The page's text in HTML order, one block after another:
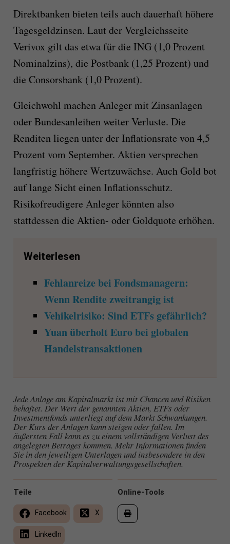
Direktbanken bieten teils auch dauerhaft höhere
Tagesgeldzinsen. Laut der Vergleichsseite
Verivox gilt das etwa für die ING (1,0 Prozent
Nominalzins), die Postbank (1,25 Prozent) und
die Consorsbank (1,0 Prozent).
Gleichwohl machen Anleger mit Zinsanlagen
oder Bundesanleihen weiter Verluste. Die
Renditen liegen unter der Inflationsrate von 4,5
Prozent vom September. Aktien versprechen
langfristig höhere Wertzuwächse. Auch Gold bot
auf lange Sicht einen Inflationsschutz.
Risikofreudigere Anleger könnten also
stattdessen die Aktien- oder Goldquote erhöhen.
Weiterlesen
Fehlanreize bei Fondsmanagern:
Wenn Rendite zweitrangig ist
Vehikelrisiko: Sind ETFs gefährlich?
Yuan überholt Euro bei globalen
Handelstransaktionen
Jede Anlage am Kapitalmarkt ist mit Chancen und Risiken
behaftet. Der Wert der genannten Aktien, ETFs oder
Investmentfonds unterliegt auf dem Markt Schwankungen.
Der Kurs der Anlagen kann steigen oder fallen. Im
äußersten Fall kann es zu einem vollständigen Verlust des
angelegten Betrages kommen. Mehr Informationen finden
Sie in den jeweiligen Unterlagen und insbesondere in den
Prospekten der Kapitalverwaltungsgesellschaften.
Online-Tools
Teile
Facebook X
LinkedIn